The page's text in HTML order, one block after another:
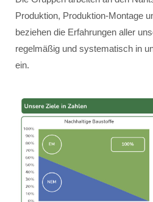
Produktion, Produktion-Montage
beziehen die Erfahrungen aller
regelmäßig und systematisch in
ein.